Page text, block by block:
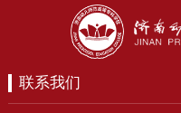
联系我们